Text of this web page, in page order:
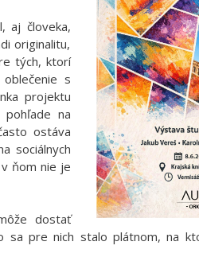
aj človeka,
originalitu,
tých, ktorí
s
projektu
pohľade na
ostáva
sociálnych
ňom nie je
dostať
sa pre nich stalo plátnom, na